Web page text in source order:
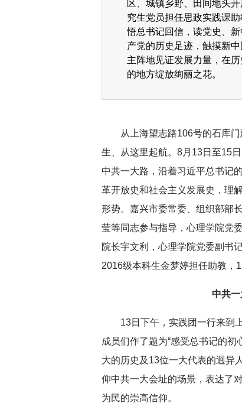
区、城镇乡野、田间地头
究生党员担任思政实践课
悟总书记回信，读党史、
产党的历史足迹，触摸新
主阵地见证发展力量，在
的地方绽放绚丽之花。
从上海望志路106号的石库
生、从这里起航。8月13日至15
中共一大路，沿着习近平总书记
革开放史和社会主义发展史，理
形势。嘉兴市委常委、组织部部
莹等同志参与指导，心理学院党
院长宇文利，心理学院党委副书
2016级本科生金梦婷担任助教，
中共
13日下午，实践团一行来到
成员们作了题为“感受总书记的
大的历史及13位一大代表的迥异
仰中共一大会址的场景，表达了
为民的崇高信仰。